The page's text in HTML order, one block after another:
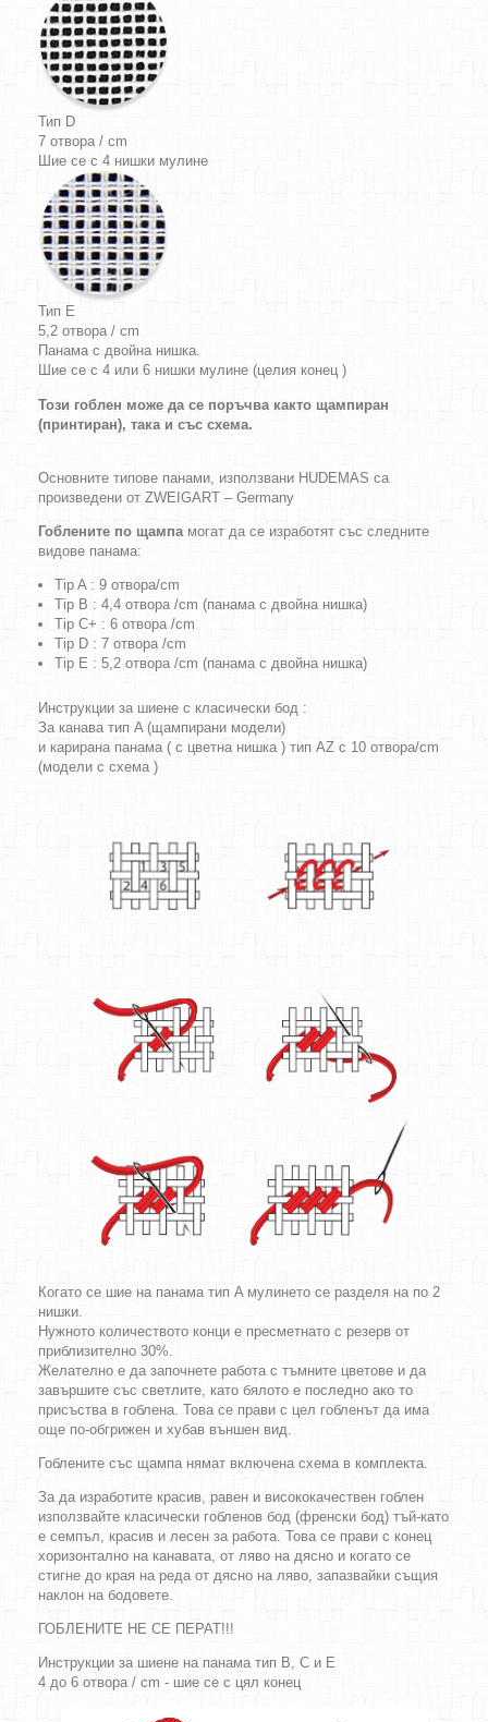
Тип D
7 отвора / cm
Шие се с 4 нишки мулине
Тип E
5,2 отвора / cm
Панама с двойна нишка.
Шие се с 4 или 6 нишки мулине (целия конец )
Този гоблен може да се поръчва както щампиран
(принтиран), така и със схема.
Основните типове панами, използвани HUDEMAS са
произведени от ZWEIGART – Germany
Гоблените по щампамогат да се изработят със следните
видове панама:
Tip A : 9 отвора/cm
Tip B : 4,4 отвора /cm (панама с двойна нишка)
Tip C+ : 6 отвора /cm
Tip D : 7 отвора /cm
Tip E : 5,2 отвора /cm (панама с двойна нишка)
Инструкции за шиене с класически бод :
За канава тип A (щампирани модели)
и карирана панама ( с цветна нишка ) тип AZ с 10 отвора/cm
(модели с схема )
Когато се шие на панама тип A мулинето се разделя на по 2
нишки.
Нужното количеството конци е пресметнато с резерв от
приблизително 30%.
Желателно е да започнете работа с тъмните цветове и да
завършите със светлите, като бялото е последно ако то
присъства в гоблена. Това се прави с цел гобленът да има
още по-обгрижен и хубав външен вид.
Гоблените със щампа нямат включена схема в комплекта.
За да изработите красив, равен и висококачествен гоблен
използвайте класически гобленов бод (френски бод) тъй-като
е семпъл, красив и лесен за работа. Това се прави с конец
хоризонтално на канавата, от ляво на дясно и когато се
стигне до края на реда от дясно на ляво, запазвайки същия
наклон на бодовете.
ГОБЛЕНИТЕ НЕ СЕ ПЕРАТ!!!
Инструкции за шиене на панама тип B, C и E
4 до 6 отвора / cm - шие се с цял конец